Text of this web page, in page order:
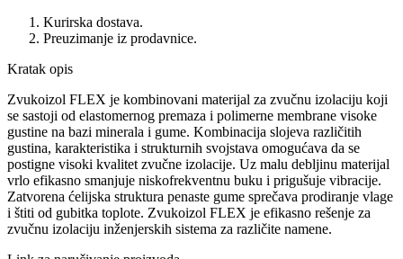
Kurirska dostava.
Preuzimanje iz prodavnice.
Kratak opis
Zvukoizol FLEX je kombinovani materijal za zvučnu izolaciju koji
se sastoji od elastomernog premaza i polimerne membrane visoke
gustine na bazi minerala i gume. Kombinacija slojeva različitih
gustina, karakteristika i strukturnih svojstava omogućava da se
postigne visoki kvalitet zvučne izolacije. Uz malu debljinu materijal
vrlo efikasno smanjuje niskofrekventnu buku i prigušuje vibracije.
Zatvorena ćelijska struktura penaste gume sprečava prodiranje vlage
i štiti od gubitka toplote. Zvukoizol FLEX je efikasno rešenje za
zvučnu izolaciju inženjerskih sistema za različite namene.